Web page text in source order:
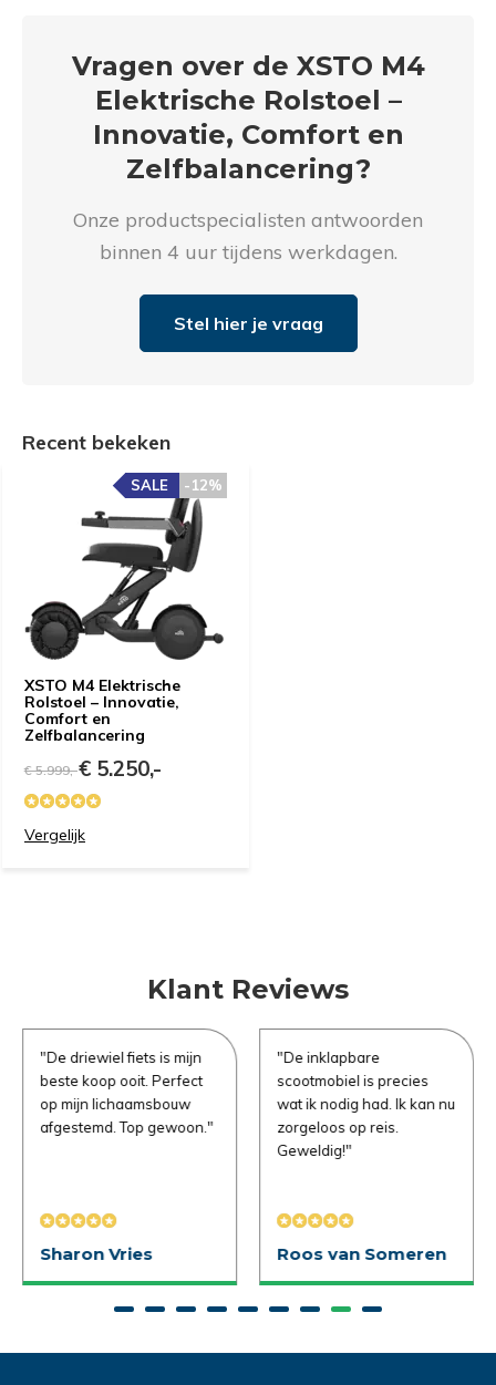
Vragen over de XSTO M4
Elektrische Rolstoel –
Innovatie, Comfort en
Zelfbalancering?
Onze productspecialisten antwoorden
binnen 4 uur tijdens werkdagen.
Stel hier je vraag
Recent bekeken
XSTO M4 Elektrische
Rolstoel – Innovatie,
Comfort en
Zelfbalancering
-12%
SALE
€ 5.999,-€ 5.250,-
Vergelijk
Klant Reviews
"De driewiel fiets is mijn
beste koop ooit. Perfect
op mijn lichaamsbouw
afgestemd. Top gewoon."
Sharon Vries
"De inklapbare
scootmobiel is precies
wat ik nodig had. Ik kan nu
zorgeloos op reis.
Geweldig!"
Roos van Someren